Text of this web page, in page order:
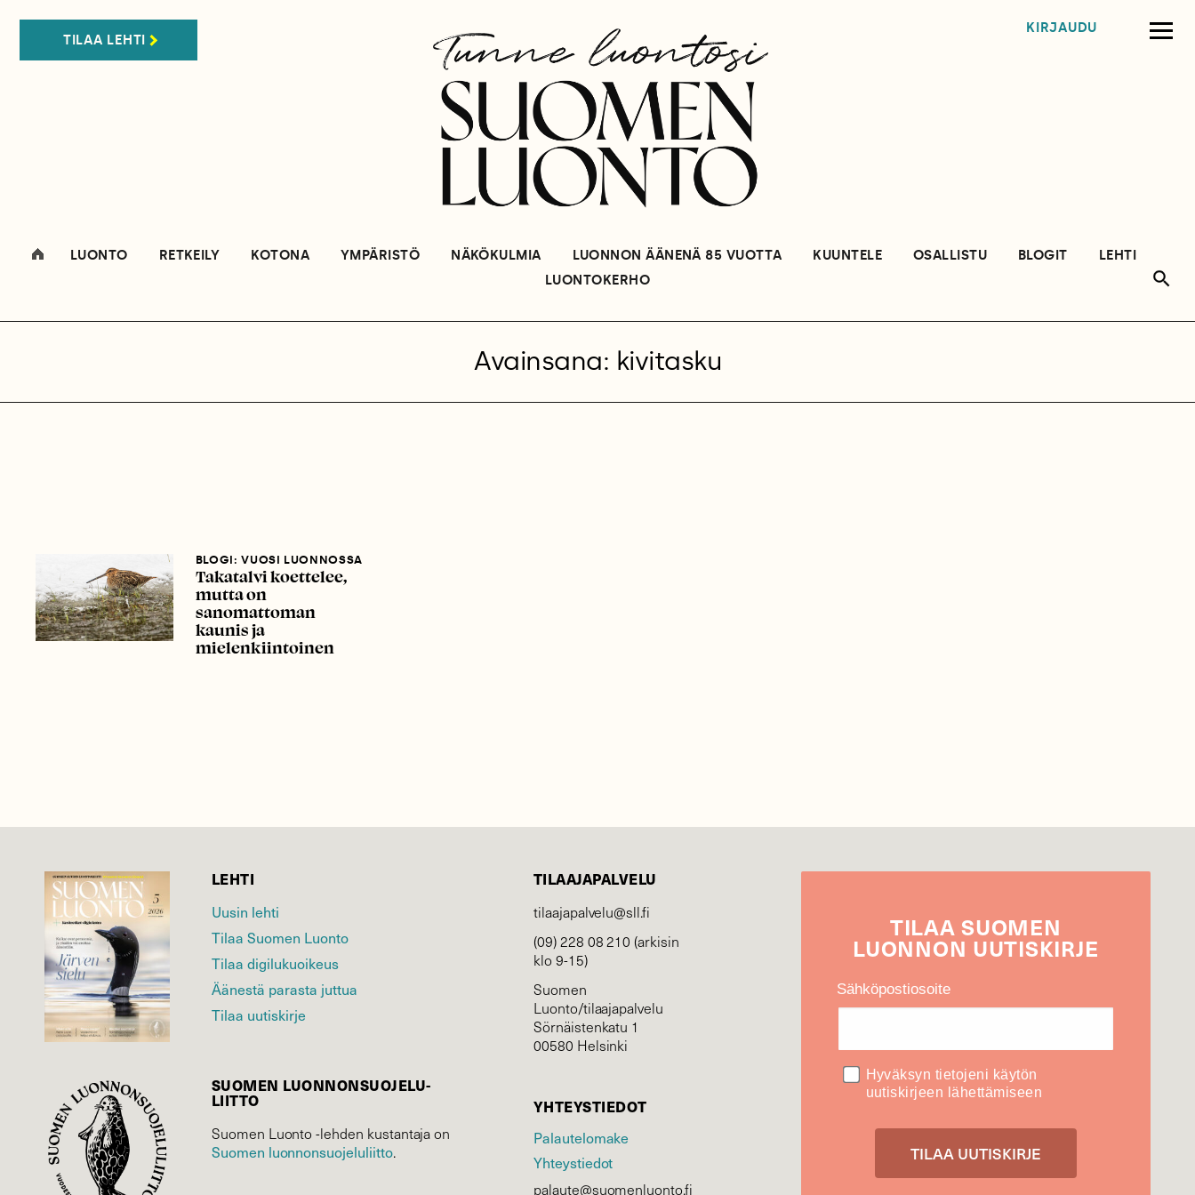
TILAA LEHTI
KIRJAUDU
LUONTO RETKEILY KOTONA YMPÄRISTÖ NÄKÖKULMIA LUONNON ÄÄNENÄ 85 VUOTTA KUUNTELE OSALLISTU BLOGIT
LEHTI
LUONTOKERHO
Avainsana: kivitasku
BLOGI: VUOSI LUONNOSSA
Takatalvi koettelee,
mutta on
sanomattoman
kaunis ja
mielenkiintoinen
LEHTI
Uusin lehti
Tilaa Suomen Luonto
Tilaa digilukuoikeus
Äänestä parasta juttua
Tilaa uutiskirje
SUOMEN LUONNON­SUOJELU­
LIITTO
Suomen Luonto -lehden kustantaja on
Suomen luonnonsuojelu­liitto.
TILAAJAPALVELU
tilaajapalvelu@sll.fi
(09) 228 08 210 (arkisin
klo 9-15)
Suomen
Luonto/tilaajapalvelu
Sörnäistenkatu 1
00580 Helsinki
YHTEYSTIEDOT
Palautelomake
Yhteystiedot
palaute@suomenluonto.fi
TILAASUOMEN
LUONNON UUTIS­KIRJE
Sähköpostiosoite
Hyväksyn tietojeni käytön
uutiskirjeen lähettämiseen